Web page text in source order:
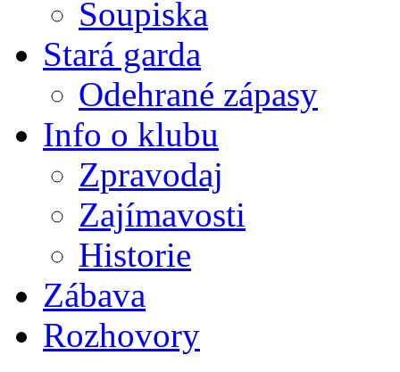
Soupiska
Stará garda
Odehrané zápasy
Info o klubu
Zpravodaj
Zajímavosti
Historie
Zábava
Rozhovory